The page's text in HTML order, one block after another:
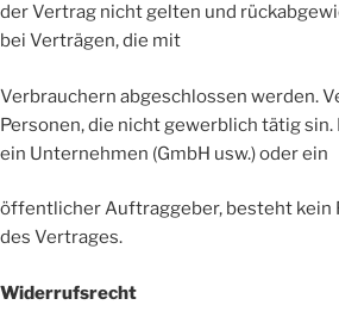
der Vertrag nicht gelten und
bei Verträgen, die mit
Verbrauchern abgeschlossen werden.
Personen, die nicht gewerblich tätig
ein Unternehmen (GmbH usw.) oder ein
öffentlicher Auftraggeber, besteht kein
des Vertrages.
Widerrufsrecht